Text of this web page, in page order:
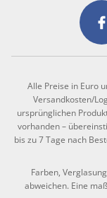
Alle Preise in Euro
Versandkosten/
ursprünglichen
vorhanden –
bis zu 7 Tage nach
Farben,
abweichen. Eine